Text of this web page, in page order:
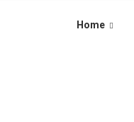
Home